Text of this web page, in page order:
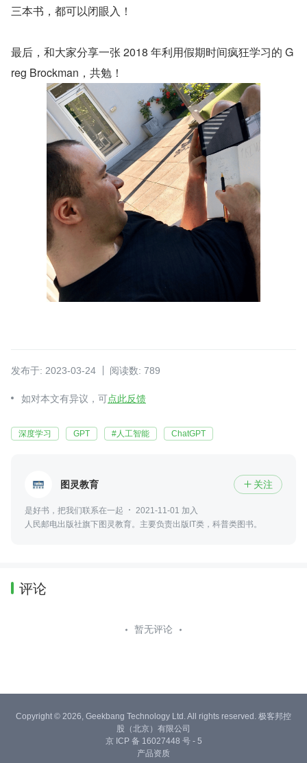
三本书，都可以闭眼入！
最后，和大家分享一张 2018 年利用假期时间疯狂学习的 G
reg Brockman，共勉！
发布于: 2023-03-24 阅读数: 789
如对本文有异议，可点此反馈
深度学习 GPT #人工智能 ChatGPT
图灵教育  关注
是好书，把我们联系在一起
2021-11-01 加入
人民邮电出版社旗下图灵教育。主要负责出版IT类，科普类图书。
评论
暂无评论
Copyright © 2026, Geekbang Technology Ltd. All rights reserved. 极客邦控
股（北京）有限公司
京 ICP 备 16027448 号 - 5
产品资质